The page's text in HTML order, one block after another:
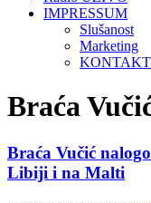
IMPRESSUM
Slušanost
Marketing
KONTAKT
Braća
Braća Vučić
Libiji i na Malti